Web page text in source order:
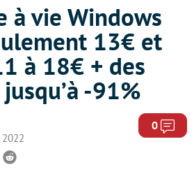
à vie Windows
13€ et
à 18€ + des
-91%
0
Reddit